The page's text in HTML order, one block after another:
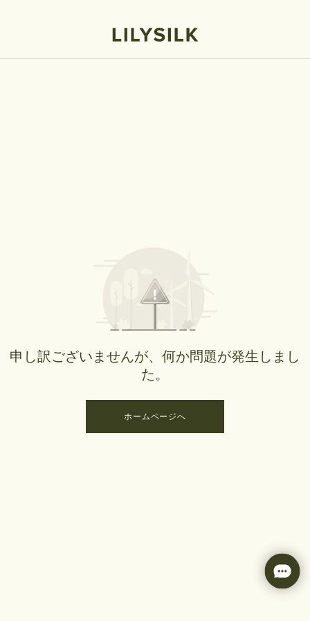
申し訳ございませんが、何か問題が発生しまし
た。
ホームページへ